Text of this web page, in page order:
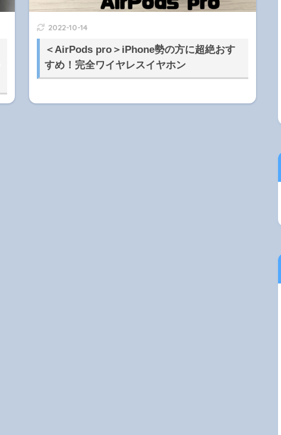
2022-10-14
＜AirPods pro＞iPhone勢の方に超絶おす
すめ！完全ワイヤレスイヤホン